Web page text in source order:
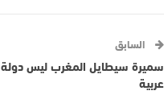
السابق
سميرة سيطايل المغرب ليس دولة
عربية